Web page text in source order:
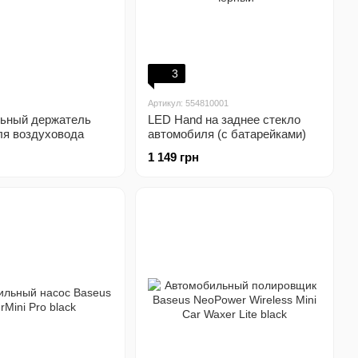
держатель
воздуховода
3
Артикул: 554810001
LED Hand на заднее стекло
автомобиля (с батарейками)
1 149 грн